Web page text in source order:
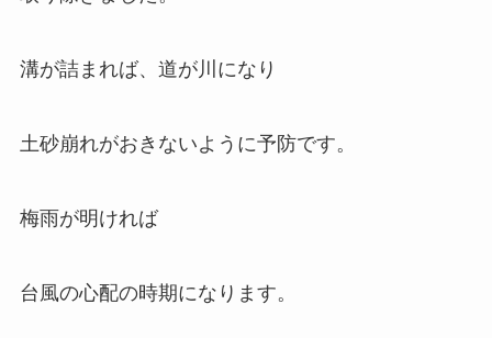
溝が詰まれば、道が川になり
土砂崩れがおきないように予防です。
梅雨が明ければ
台風の心配の時期になります。